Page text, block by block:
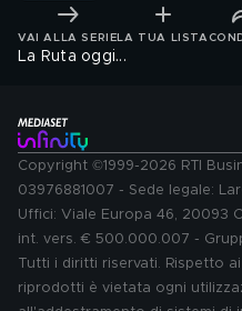
VAI ALLA SERIE LA TUA LISTA
La Ruta oggi...
Copyright ©1999-2026 RTI
03976881007 - Sede legale:
Uffici: Viale Europa 46, 20093
int. vers. € 500.000.007 -
Tutti i diritti riservati. Rispetto
riprodotti è vietata ogni